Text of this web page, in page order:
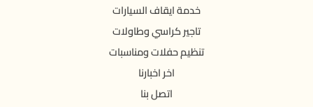
خدمة ايقاف السيارات
تاجير كراسي وطاولات
تنظيم حفلات ومناسبات
اخر اخبارنا
اتصل بنا